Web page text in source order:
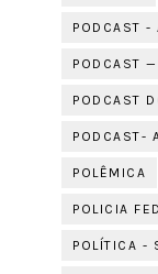
PODCAST -
PODCAST
PODCAST
PODCAST-
POLÊMICA
POLICIA
POLÍTICA -